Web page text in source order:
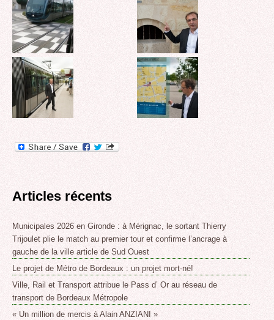
Articles récents
Municipales 2026 en Gironde : à Mérignac, le sortant Thierry
Trijoulet plie le match au premier tour et confirme l’ancrage à
gauche de la ville article de Sud Ouest
Le projet de Métro de Bordeaux : un projet mort-né!
Ville, Rail et Transport attribue le Pass d’ Or au réseau de
transport de Bordeaux Métropole
« Un million de mercis à Alain ANZIANI »